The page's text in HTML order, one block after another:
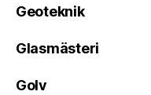
Geoteknik
Glasmästeri
Golv